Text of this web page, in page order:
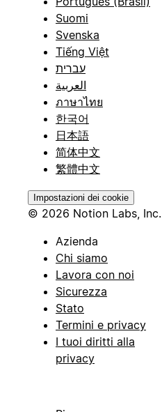
Suomi
Svenska
Tiếng Việt
עברית
العربية
ภาษาไทย
한국어
日本語
简体中文
繁體中文
Impostazioni dei cookie
© 2026 Notion Labs, Inc.
Azienda
Chi siamo
Lavora con noi
Sicurezza
Stato
Termini e privacy
I tuoi diritti alla
privacy